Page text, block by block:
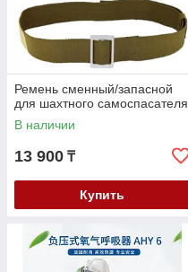
Ремень сменный/запасной
для шахтного самоспасателя
В наличии
13 900 ₸
Купить